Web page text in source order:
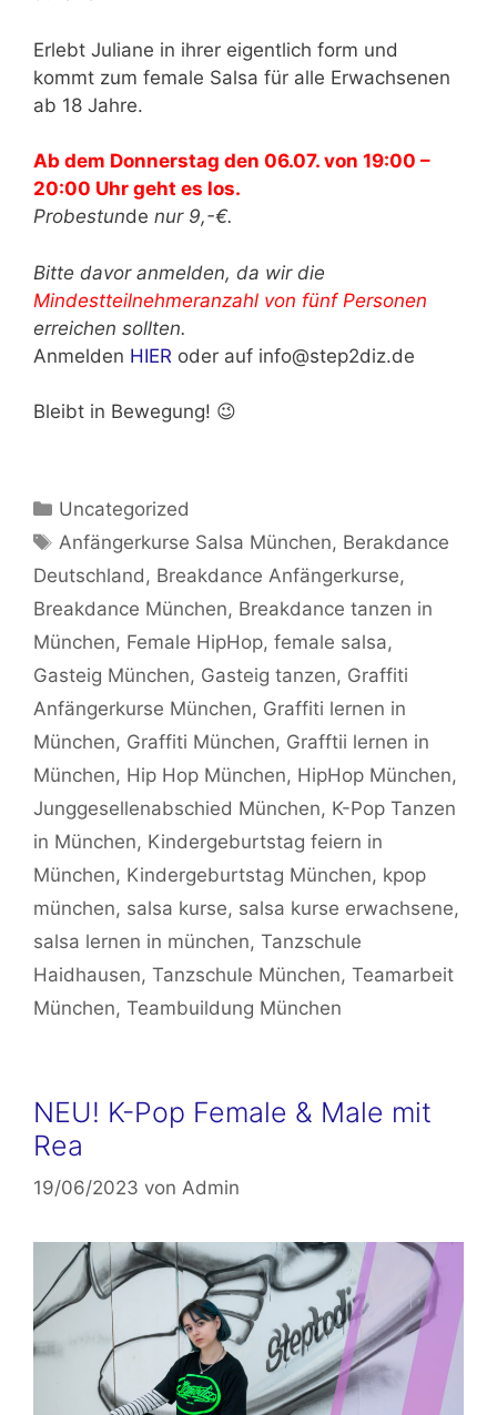
Erlebt Juliane in ihrer eigentlich form und
kommt zum female Salsa für alle Erwachsenen
ab 18 Jahre.
Ab dem Donnerstag den 06.07. von 19:00 –
20:00 Uhr geht es los.
Probestunde nur 9,-€.
Bitte davor anmelden, da wir die
Mindestteilnehmeranzahl von fünf Personen
erreichen sollten.
Anmelden HIER oder auf info@step2diz.de
Bleibt in Bewegung! 😉
Kategorien
Uncategorized
Schlagwörter
Anfängerkurse Salsa München, Berakdance
Deutschland , Breakdance Anfängerkurse,
Breakdance München, Breakdance tanzen in
München, Female HipHop, female salsa,
Gasteig München, Gasteig tanzen, Graffiti
Anfängerkurse München, Graffiti lernen in
München, Graffiti München, Grafftii lernen in
München, Hip Hop München, HipHop München,
Junggesellenabschied München, K-Pop Tanzen
in München, Kindergeburtstag feiern in
München, Kindergeburtstag München, kpop
münchen, salsa kurse, salsa kurse erwachsene,
salsa lernen in münchen, Tanzschule
Haidhausen, Tanzschule München, Teamarbeit
München, Teambuildung München
NEU! K-Pop Female & Male mit
Rea
19/06/2023 von Admin